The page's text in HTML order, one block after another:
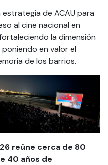
de ACAU para
al cine nacional en
la dimensión
en valor el
de los barrios.
reúne cerca de 80
40 años de